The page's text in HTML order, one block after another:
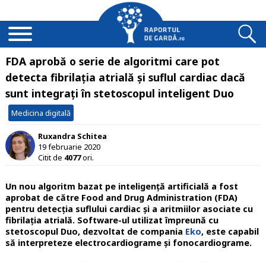
FDA aprobă o serie de algoritmi care pot
detecta fibrilația atrială și suflul cardiac dacă
sunt integrați în stetoscopul inteligent Duo
Medicina digitală
Ruxandra Schitea
19 februarie 2020
Citit de 4077ori.
Un nou algoritm bazat pe inteligență artificială a fost
aprobat de către Food and Drug Administration (FDA)
pentru detecția suflului cardiac și a aritmiilor asociate cu
fibrilația atrială. Software-ul utilizat împreună cu
stetoscopul Duo, dezvoltat de compania Eko, este capabil
să interpreteze electrocardiograme și fonocardiograme.